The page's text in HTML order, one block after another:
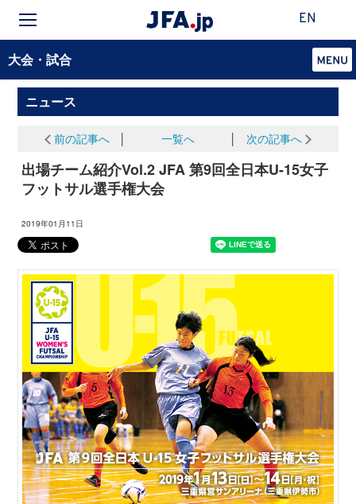
EN
大会・試合
ニュース
前の記事へ 一覧へ 次の記事へ
出場チーム紹介Vol.2 JFA 第9回全日本U-15女子
フットサル選手権大会
2019年01月11日